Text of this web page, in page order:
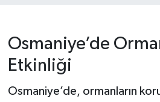
Osmaniye’de
Etkinliği
Osmaniye’de, ormanların